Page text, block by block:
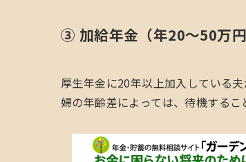
③ 加給年金（年20〜50万
厚生年金に20年以上加入している
婦の年齢差によっては、待機するこ